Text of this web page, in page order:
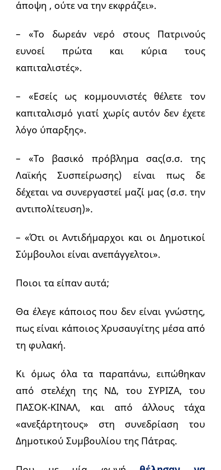
άποψη , ούτε να την εκφράζει».
– «Το δωρεάν νερό στους Πατρινούς
ευνοεί πρώτα και κύρια τους
καπιταλιστές».
– «Εσείς ως κομμουνιστές θέλετε τον
καπιταλισμό γιατί χωρίς αυτόν δεν έχετε
λόγο ύπαρξης».
– «Το βασικό πρόβλημα σας(σ.σ. της
Λαϊκής Συσπείρωσης) είναι πως δε
δέχεται να συνεργαστεί μαζί μας (σ.σ. την
αντιπολίτευση)».
– «Ότι οι Αντιδήμαρχοι και οι Δημοτικοί
Σύμβουλοι είναι ανεπάγγελτοι».
Ποιοι τα είπαν αυτά;
Θα έλεγε κάποιος που δεν είναι γνώστης,
πως είναι κάποιος Χρυσαυγίτης μέσα από
τη φυλακή.
Κι όμως όλα τα παραπάνω, ειπώθηκαν
από στελέχη της ΝΔ, του ΣΥΡΙΖΑ, του
ΠΑΣΟΚ-ΚΙΝΑΛ, και από άλλους τάχα
«ανεξάρτητους» στη συνεδρίαση του
Δημοτικού Συμβουλίου της Πάτρας.